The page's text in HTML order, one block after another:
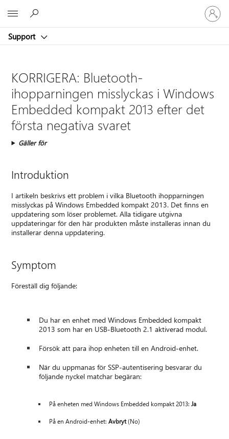
Support
Logga
in
på
konto
KORRIGERA: Bluetooth-
ihopparningen misslyckas i Windows
Embedded kompakt 2013 efter det
första negativa svaret
Gäller för
Introduktion
I artikeln beskrivs ett problem i vilka Bluetooth ihopparningen
misslyckas på Windows Embedded kompakt 2013. Det finns en
uppdatering som löser problemet. Alla tidigare utgivna
uppdateringar för den här produkten måste installeras innan du
installerar denna uppdatering.
Symptom
Föreställ dig följande:
Du har en enhet med Windows Embedded kompakt
2013 som har en USB-Bluetooth 2.1 aktiverad modul.
Försök att para ihop enheten till en Android-enhet.
När du uppmanas för SSP-autentisering besvarar du
följande nyckel matchar begäran:
På enheten med Windows Embedded kompakt 2013:Ja
På en Android-enhet:Avbryt(No)